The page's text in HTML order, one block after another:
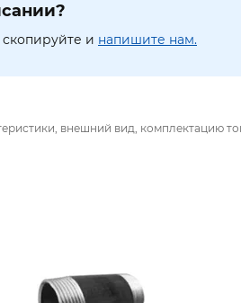
и напишите нам.
внешний вид, комплектацию